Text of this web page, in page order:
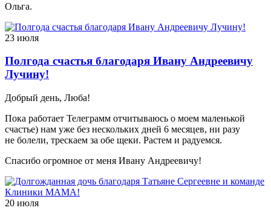
Ольга.
23 июля
Полгода счастья благодаря Ивану Андреевичу
Лучину!
Добрый день, Люба!
Пока работает Телеграмм отчитываюсь о моем маленькой
счастье) нам уже без нескольких дней 6 месяцев, ни разу
не болели, трескаем за обе щеки. Растем и радуемся.
Спасибо огромное от меня Ивану Андреевичу!
20 июля